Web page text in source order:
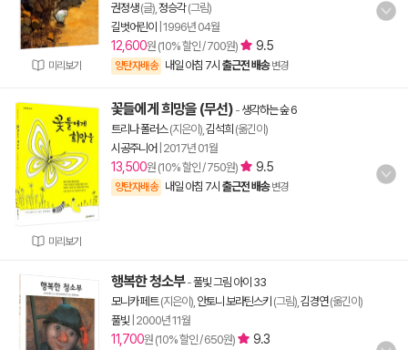
미리보기
권정생(글), 정승각(그림)
길벗어린이
1996년 04월
12,600원 (10% 할인 / 700원) 9.5
양탄자배송 내일 아침 7시 출근전 배송 변경
미리보기
꽃들에게 희망을 (무선) - 생각하는 숲 6
트리나 폴러스(지은이), 김석희 (옮긴이)
시공주니어 2017년 01월
13,500원 (10% 할인 / 750원) 9.5
양탄자배송 내일 아침 7시 출근전 배송 변경
행복한 청소부-풀빛 그림 아이 33
모니카 페트(지은이), 안토니 보라틴스키 (그림), 김경연(옮긴이)
풀빛 2000년 11월
11,700원 (10% 할인 / 650원) 9.3